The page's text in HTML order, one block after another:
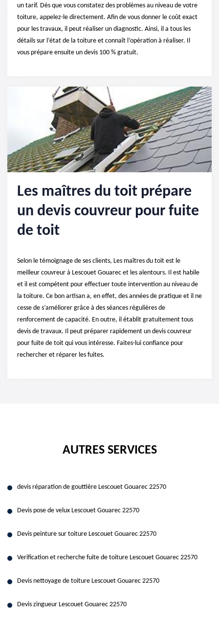
un tarif. Dès que vous constatez des problèmes au niveau de votre
toiture, appelez-le directement. Afin de vous donner le coût exact
pour les travaux, il peut réaliser un diagnostic. Ainsi, il a tous les
détails sur l’état de la toiture et connaît l’opération à réaliser. Il
vous prépare ensuite un devis 100 % gratuit.
Les maîtres du toit prépare
un devis couvreur pour fuite
de toit
Selon le témoignage de ses clients, Les maîtres du toit est le
meilleur couvreur à Lescouet Gouarec et les alentours. Il est habile
et il est compétent pour effectuer toute intervention au niveau de
la toiture. Ce bon artisan a, en effet, des années de pratique et il ne
cesse de s’améliorer grâce à des séances régulières de
renforcement de capacité. En outre, il établit gratuitement tous
devis de travaux. Il peut préparer rapidement un devis couvreur
pour fuite de toit qui vous intéresse. Faites-lui confiance pour
rechercher et réparer les fuites.
AUTRES SERVICES
devis réparation de gouttière Lescouet Gouarec 22570
Devis pose de velux Lescouet Gouarec 22570
Devis peinture sur toiture Lescouet Gouarec 22570
Verification et recherche fuite de toiture Lescouet Gouarec 22570
Devis nettoyage de toiture Lescouet Gouarec 22570
Devis zingueur Lescouet Gouarec 22570